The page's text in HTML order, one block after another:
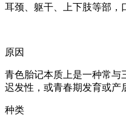
耳颈、躯干、上下肢等部，
原因
青色胎记本质上是一种常与
迟发性，或青春期发育或产
种类